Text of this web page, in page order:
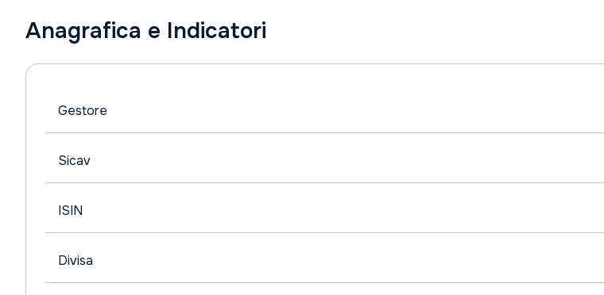
Anagrafica e Indicatori
Gestore
Sicav
ISIN
Divisa